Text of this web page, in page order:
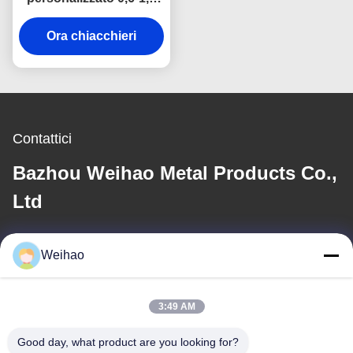
mm PPGI lamiera di
acciaio zincato
stampata a colori per
pareti e tetti
Ora chiacchieri
Contattici
Bazhou Weihao Metal Products Co.,
Ltd
E-mail
408690175@qq.com
Il nostro indirizzo
Weihao
3:49 AM
Good day, what product are you looking for?